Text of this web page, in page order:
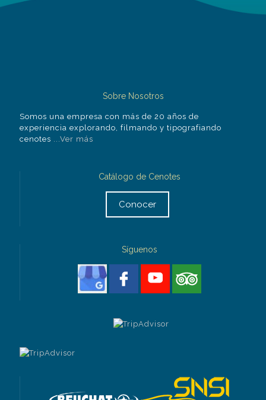
Sobre Nosotros
Somos una empresa con más de 20 años de
experiencia explorando, filmando y tipografiando
cenotes ...Ver más
Catálogo de Cenotes
Conocer
Síguenos